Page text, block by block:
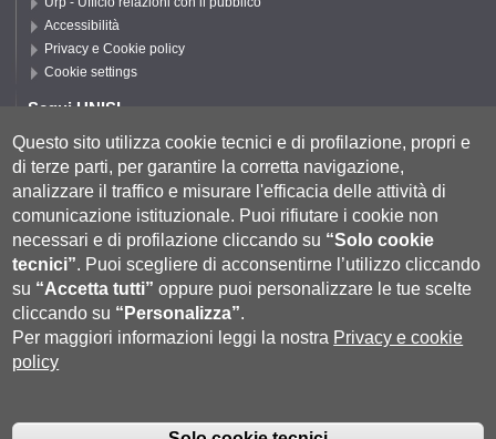
Accessibilità
Privacy e Cookie policy
Cookie settings
Segui UNISI
Segui DSFTA
Questo sito utilizza cookie tecnici e di profilazione, propri e
di terze parti, per garantire la corretta navigazione,
analizzare il traffico e misurare l'efficacia delle attività di
comunicazione istituzionale. Puoi rifiutare i cookie non
necessari e di profilazione cliccando su “Solo cookie
tecnici”. Puoi scegliere di acconsentirne l’utilizzo cliccando
su “Accetta tutti” oppure puoi personalizzare le tue scelte
cliccando su “Personalizza”.
Per maggiori informazioni leggi la nostra Privacy e cookie
policy